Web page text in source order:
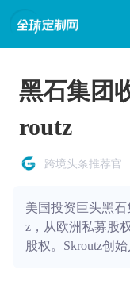
黑石集团
routz
跨境头条推荐官
美国投资巨头黑
z，从欧洲私募股
股权。Skroutz创